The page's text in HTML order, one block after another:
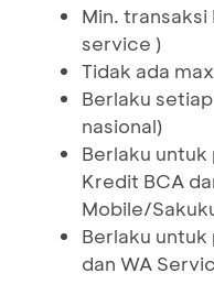
Min.
service )
Tidak ada
Berlaku
nasional)
Berlaku
Kredit BCA
Mobile/
Berlaku
dan WA